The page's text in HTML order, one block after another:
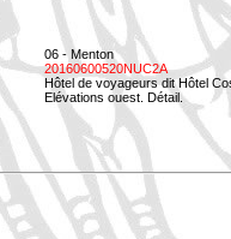
06 - Menton
20160600520NUC2A
Hôtel de voyageurs dit Hôtel
Elévations ouest. Détail.